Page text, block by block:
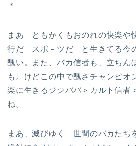
＊
まあ ともかくもおのれの快楽
行だ スポ－ツだ と生きてる今
醜い。また、バカ信者も、立ち
も。けどこの中で醜さチャンピ
楽に生きるジジババ＞カルト信
ね。
まあ、滅びゆく 世間のバカたち